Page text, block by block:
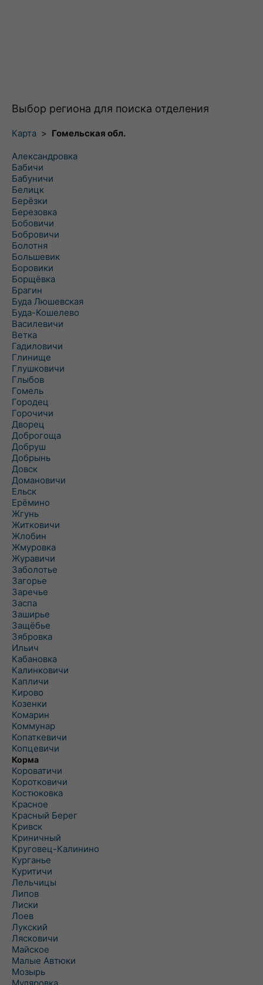
Выбор региона для поиска отделения
Карта > Гомельская обл.
Александровка
Бабичи
Бабуничи
Белицк
Берёзки
Березовка
Бобовичи
Бобровичи
Болотня
Большевик
Боровики
Борщёвка
Брагин
Буда Люшевская
Буда-Кошелево
Василевичи
Ветка
Гадиловичи
Глинище
Глушковичи
Глыбов
Гомель
Городец
Горочичи
Дворец
Доброгоща
Добруш
Добрынь
Довск
Домановичи
Ельск
Ерёмино
Жгунь
Житковичи
Жлобин
Жмуровка
Журавичи
Заболотье
Загорье
Заречье
Заспа
Заширье
Защёбье
Зябровка
Ильич
Кабановка
Калинковичи
Капличи
Кирово
Козенки
Комарин
Коммунар
Копаткевичи
Копцевичи
Корма
Короватичи
Коротковичи
Костюковка
Красное
Красный Берег
Кривск
Криничный
Круговец-Калинино
Курганье
Куритичи
Лельчицы
Липов
Лиски
Лоев
Лукский
Лясковичи
Майское
Малые Автюки
Мозырь